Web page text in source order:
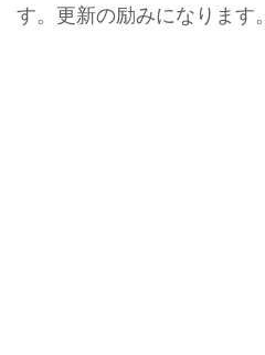
す。更新の励みになります。